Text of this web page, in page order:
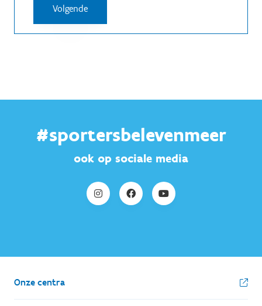
#sportersbelevenmeer
ook op sociale media
Onze centra